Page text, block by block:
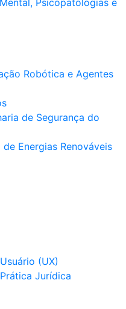
Psicopatologias e
Robótica e Agentes
de Segurança do
Energias Renováveis
(UX)
Jurídica